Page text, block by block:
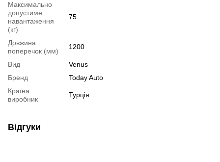
Максимально
допустиме
навантаження
(кг)
75
Довжина
поперечок (мм)
1200
Вид
Venus
Бренд
Today Auto
Країна
виробник
Турція
Відгуки